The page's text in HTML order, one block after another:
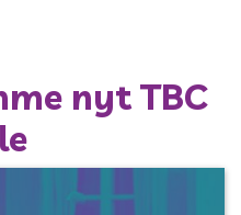
nyt TBC